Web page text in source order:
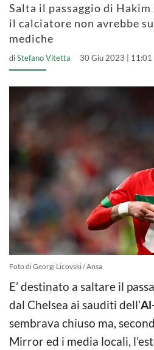
Salta il passaggio di
il calciatore non avrebbe
mediche
diStefano Vitetta 30 Giu 2023 | 11:01
Foto di Georgi Licovski / Ansa
E’ destinato a saltare il
dal Chelsea ai sauditi dell’
sembrava chiuso ma,
Mirror ed i media locali,